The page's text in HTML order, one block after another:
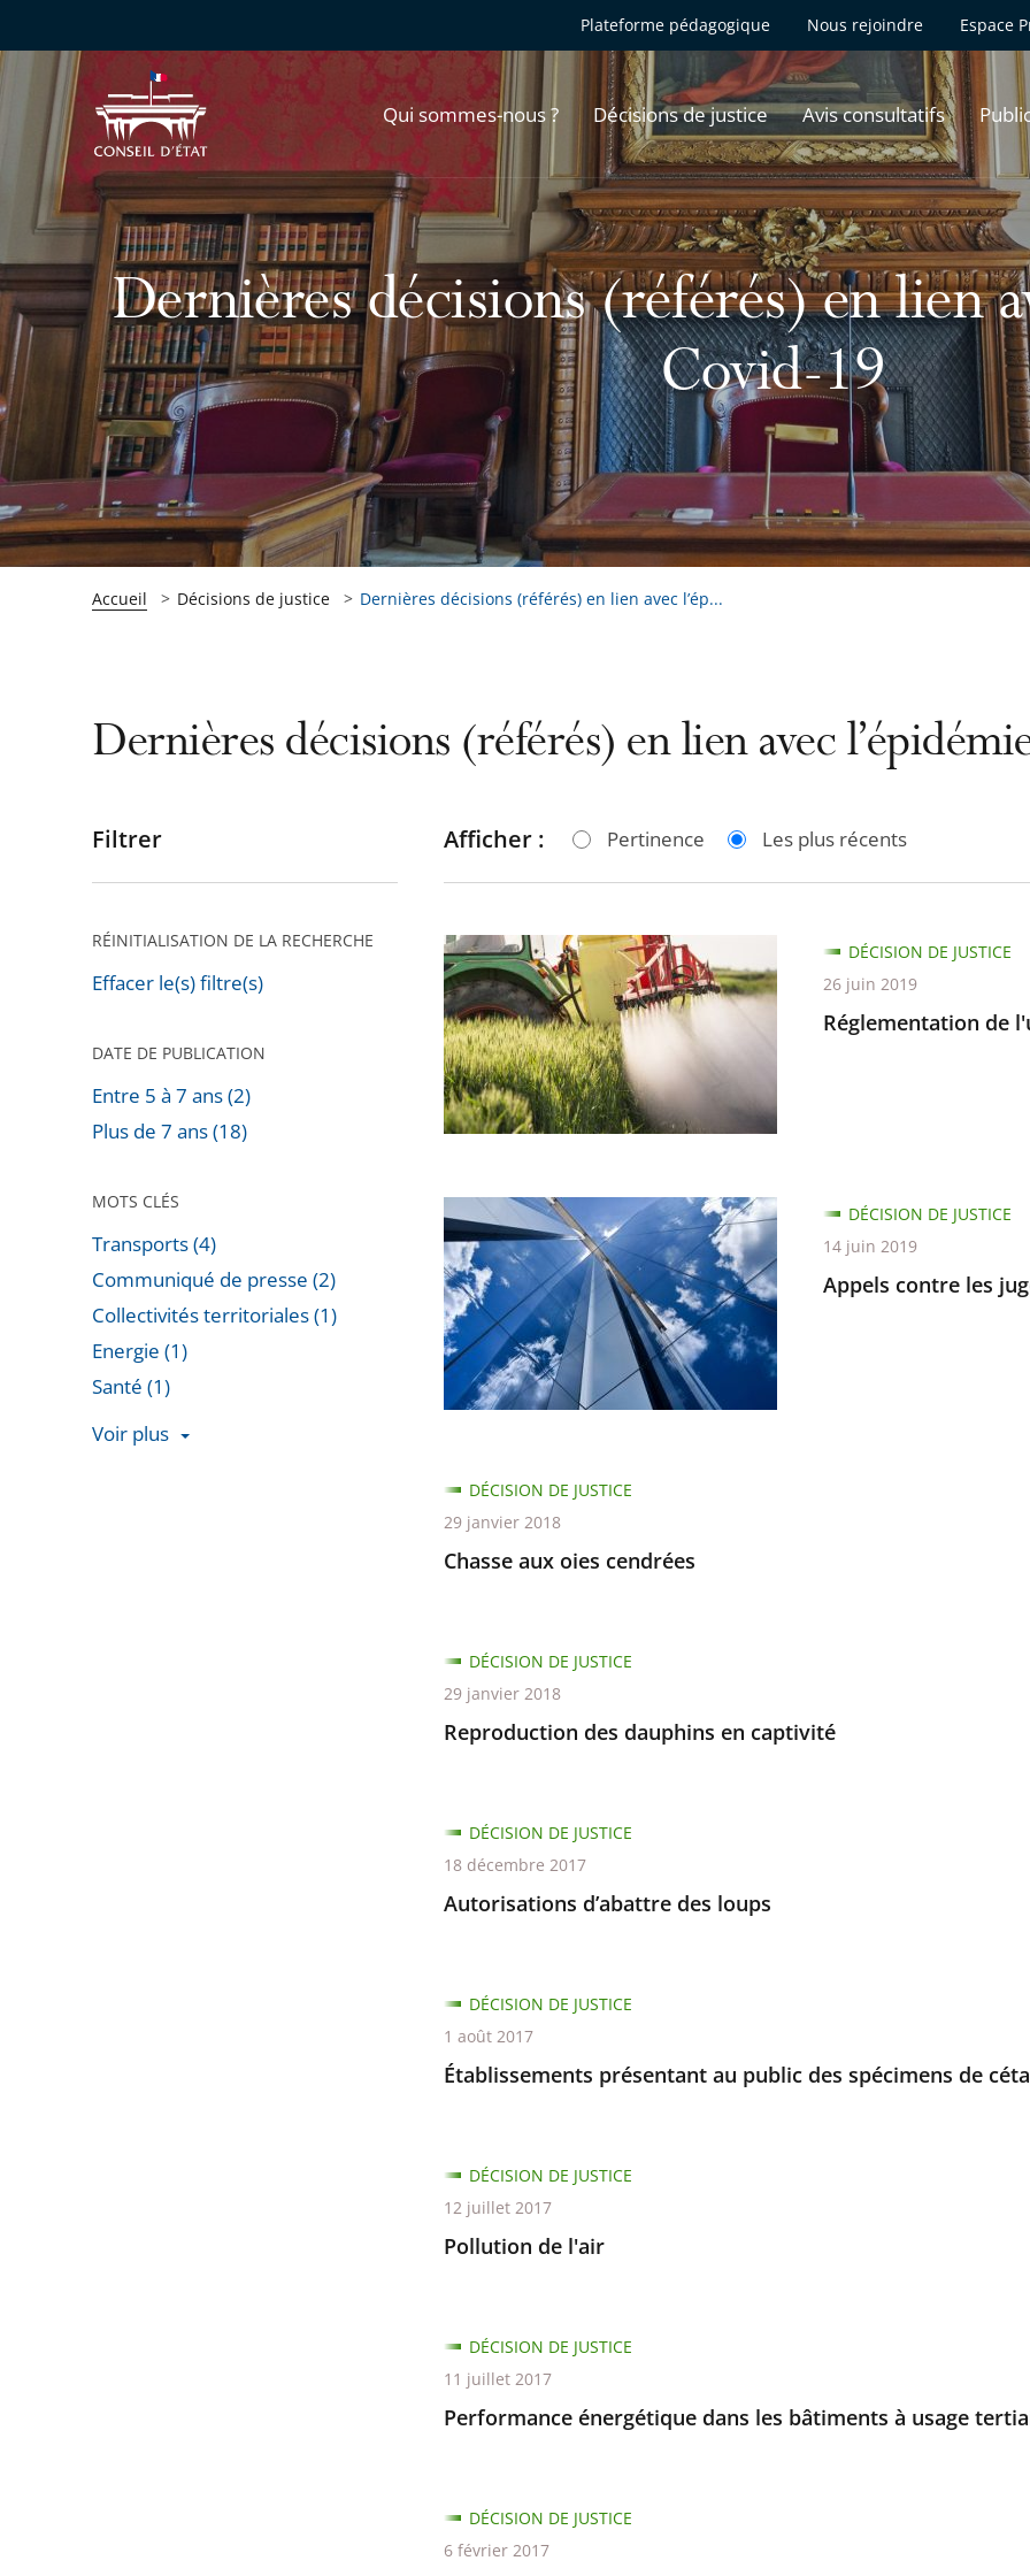
Plateforme pédagogique Nous rejoindre Espace
Qui sommes-nous ? Décisions de justice Avis consultatifs
Dernières décisions (référés) en lien
Covid-19
Accueil Décisions de justice Dernières décisions (référés) en lien avec l’ép...
Dernières décisions (référés) en lien avec
Passer
pour
après
Filtrer
RÉINITIALISATION DE LA RECHERCHE
Effacer le(s) filtre(s)
DATE DE PUBLICATION
Entre 5 à 7 ans (2)
Plus de 7 ans (18)
MOTS CLÉS
Transports (4)
Communiqué de presse (2)
Collectivités territoriales (1)
Energie (1)
Santé (1)
Voir plus
Afficher : Pertinence Les plus récents
Réglementation
de
l'usage
des
pesticides
Réglementation de
DÉCISION DE JUSTICE
26 juin 2019
Appels
contre
les
jugements
relatifs
à
la
Triangle
»
Appels contre les
DÉCISION DE JUSTICE
14 juin 2019
Chasse aux oies cendrées
DÉCISION DE JUSTICE
29 janvier 2018
Reproduction des dauphins en captivité
DÉCISION DE JUSTICE
29 janvier 2018
Autorisations d’abattre des loups
DÉCISION DE JUSTICE
18 décembre 2017
Établissements présentant au public des spécimens de
DÉCISION DE JUSTICE
1 août 2017
Pollution de l'air
DÉCISION DE JUSTICE
12 juillet 2017
Performance énergétique dans les bâtiments à usage
DÉCISION DE JUSTICE
11 juillet 2017
DÉCISION DE JUSTICE
6 février 2017